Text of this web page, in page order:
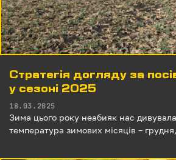
Стратегія догляду за
у сезоні 2025
18.03.2025
Зима цього року неабияк нас
температура зимових місяців –